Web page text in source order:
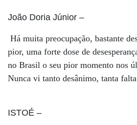
João Doria Júnior –
Há muita preocupação, bastante
pior, uma forte dose de
no Brasil o seu pior momento nos
Nunca vi tanto desânimo, tanta
ISTOÉ –